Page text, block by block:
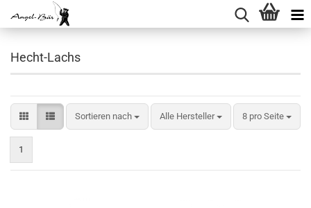
Hecht-Lachs
Sortieren nach
Sortieren nach Alle Hersteller 8 pro Seite
pro Seite
1